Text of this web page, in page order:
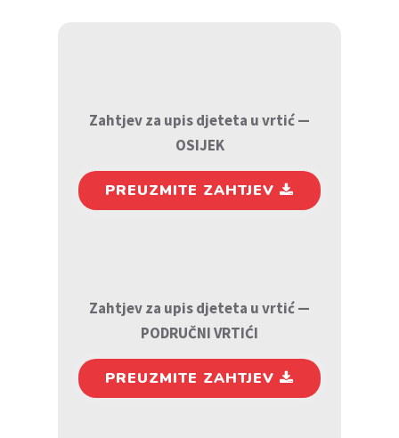
Zahtjev za upis djeteta u vrtić —
OSIJEK
PREUZMITE ZAHTJEV
Zahtjev za upis djeteta u vrtić —
PODRUČNI VRTIĆI
PREUZMITE ZAHTJEV